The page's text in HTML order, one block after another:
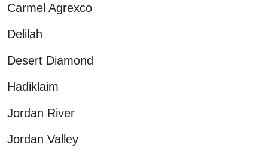
Carmel Agrexco
Delilah
Desert Diamond
Hadiklaim
Jordan River
Jordan Valley